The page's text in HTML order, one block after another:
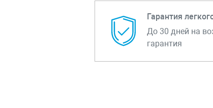
Гарантия
До 30 дней на
гарантия